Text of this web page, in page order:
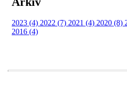
2023 (4) 2022 (7) 2021 (4) 2020 (8)
2016 (4)